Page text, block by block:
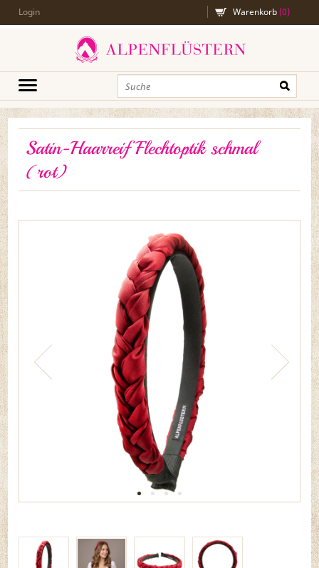
Login Warenkorb(0)
Satin-Haarreif Flechtoptik schmal
(rot)